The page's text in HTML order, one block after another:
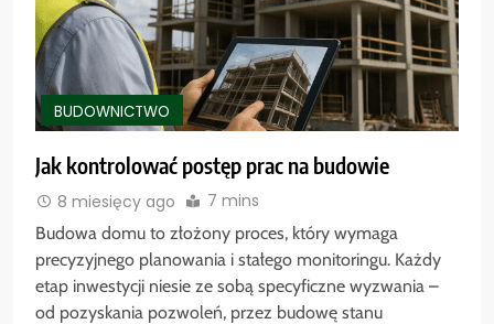
BUDOWNICTWO
Jak kontrolować postęp prac na budowie
8 miesięcy ago 7 mins
Budowa domu to złożony proces, który wymaga
precyzyjnego planowania i stałego monitoringu. Każdy
etap inwestycji niesie ze sobą specyficzne wyzwania –
od pozyskania pozwoleń, przez budowę stanu